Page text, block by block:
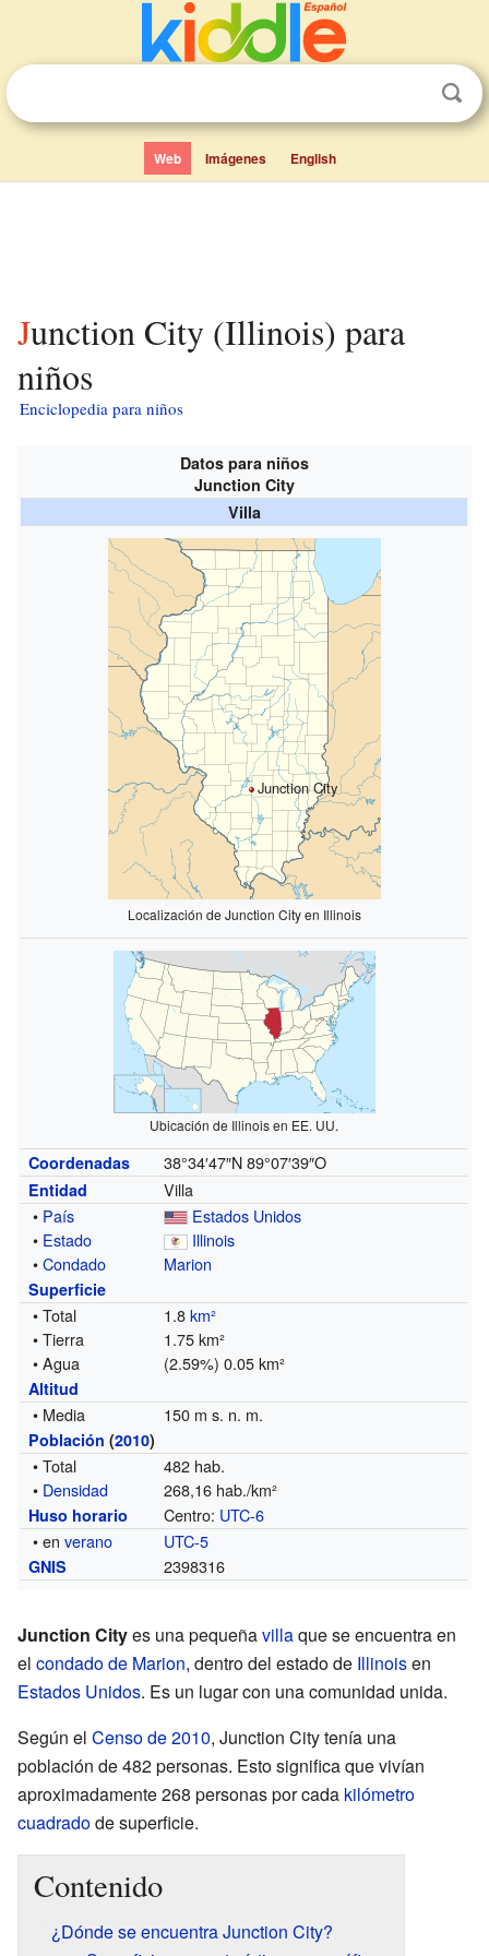
Web Imágenes English
Junction City (Illinois) para
niños
Enciclopedia para niños
Datos para niños
Junction City
Villa
Junction City
Localización de Junction City en Illinois
Ubicación de Illinois en EE. UU.
Coordenadas 38°34′47″N 89°07′39″O
Entidad
Villa
• País
Estados Unidos
• Estado
Illinois
•Condado Marion
Superficie
• Total 1.8km²
• Tierra
1.75 km²
• Agua
(2.59%) 0.05 km²
Altitud
• Media 150 m s. n. m.
Población (2010)
• Total
482 hab.
• Densidad 268,16 hab./km²
Huso horario Centro: UTC-6
• enverano UTC-5
GNIS 2398316
Junction Cityes una pequeñavillaque se encuentra en
el condado de Marion, dentro del estado de Illinoisen
Estados Unidos. Es un lugar con una comunidad unida.
Según el Censo de 2010, Junction City tenía una
población de 482 personas. Esto significa que vivían
aproximadamente 268 personas por cada kilómetro
cuadradode superficie.
Contenido
¿Dónde se encuentra Junction City?